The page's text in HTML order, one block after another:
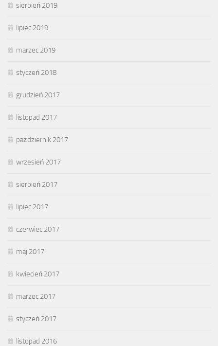
sierpień 2019
lipiec 2019
marzec 2019
styczeń 2018
grudzień 2017
listopad 2017
październik 2017
wrzesień 2017
sierpień 2017
lipiec 2017
czerwiec 2017
maj 2017
kwiecień 2017
marzec 2017
styczeń 2017
listopad 2016